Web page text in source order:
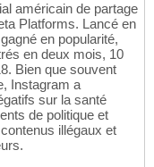
américain de partage
Platforms. Lancé en
en popularité,
en deux mois, 10
Bien que souvent
Instagram a
sur la santé
de politique et
illégaux et